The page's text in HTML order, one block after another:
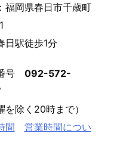
福岡県春日市千歳町
日駅徒歩1分
号 092-572-
を除く20時まで）
間
営業時間につい